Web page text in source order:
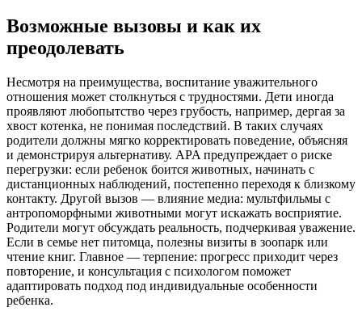
Возможные вызовы и как их
преодолевать
Несмотря на преимущества, воспитание уважительного
отношения может столкнуться с трудностями. Дети иногда
проявляют любопытство через грубость, например, дергая за
хвост котенка, не понимая последствий. В таких случаях
родители должны мягко корректировать поведение, объясняя
и демонстрируя альтернативу. APA предупреждает о риске
перегрузки: если ребенок боится животных, начинать с
дистанционных наблюдений, постепенно переходя к близкому
контакту. Другой вызов — влияние медиа: мультфильмы с
антропоморфными животными могут искажать восприятие.
Родители могут обсуждать реальность, подчеркивая уважение.
Если в семье нет питомца, полезны визиты в зоопарк или
чтение книг. Главное — терпение: прогресс приходит через
повторение, и консультация с психологом поможет
адаптировать подход под индивидуальные особенности
ребенка.